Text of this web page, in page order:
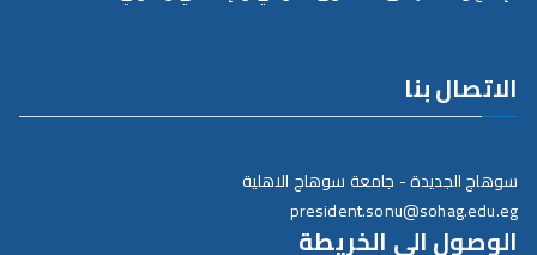
الاتصال بنا
سوهاج الجديدة - جامعة سوهاج الاهلية
president.sonu@sohag.edu.eg
الوصول الي الخريطة